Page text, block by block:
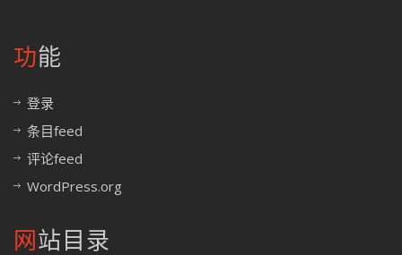
功能
登录
条目feed
评论feed
WordPress.org
网站目录